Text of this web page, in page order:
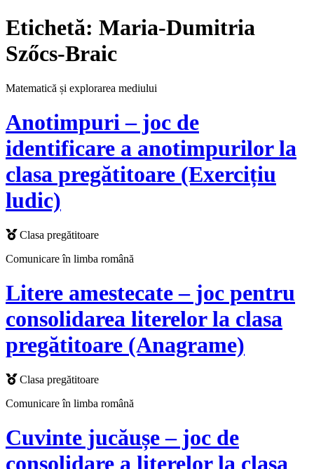
Etichetă: Maria-Dumitria
Szőcs-Braic
Matematică și explorarea mediului
Anotimpuri – joc de
identificare a anotimpurilor la
clasa pregătitoare (Exercițiu
ludic)
Clasa pregătitoare
Comunicare în limba română
Litere amestecate – joc pentru
consolidarea literelor la clasa
pregătitoare (Anagrame)
Clasa pregătitoare
Comunicare în limba română
Cuvinte jucăușe – joc de
consolidare a literelor la clasa